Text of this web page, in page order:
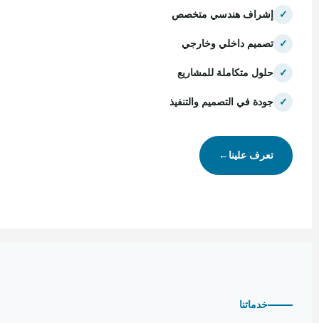
✓ إشراف هندسي متخصص
✓ تصميم داخلي وخارجي
✓ حلول متكاملة للمشاريع
✓ جودة في التصميم والتنفيذ
تعرف علينا←
خدماتنا